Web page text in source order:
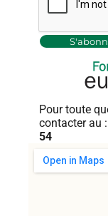
Pour toute
contacter au :
54